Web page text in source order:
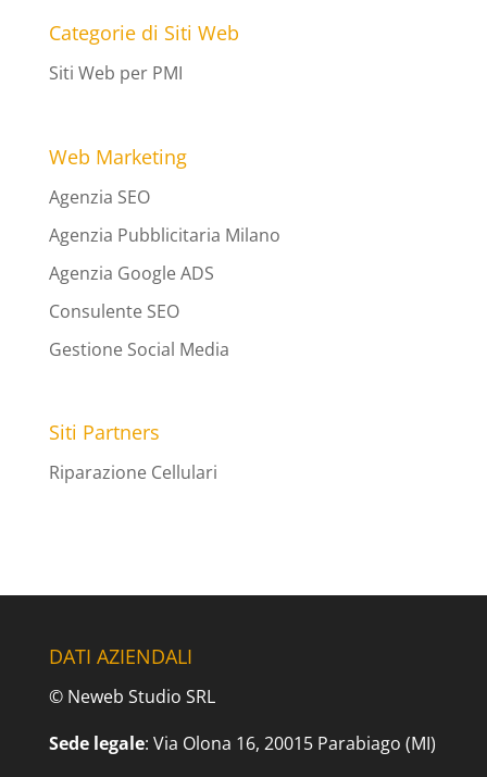
Categorie di Siti Web
Siti Web per PMI
Web Marketing
Agenzia SEO
Agenzia Pubblicitaria Milano
Agenzia Google ADS
Consulente SEO
Gestione Social Media
Siti Partners
Riparazione Cellulari
DATI AZIENDALI
© Neweb Studio SRL
Sede legale: Via Olona 16, 20015 Parabiago (MI)